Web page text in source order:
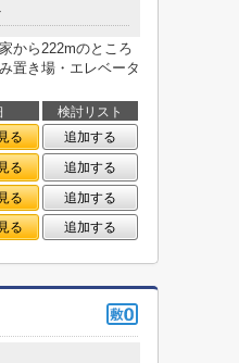
から222mのところ
置き場・エレベータ
検討リスト
る
追加する
る
追加する
る
追加する
る 追加する